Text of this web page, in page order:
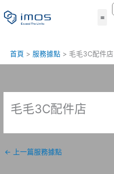
至
首頁 服務據點 毛毛3C配件店
毛毛3C配件店
← 上一篇服務據點